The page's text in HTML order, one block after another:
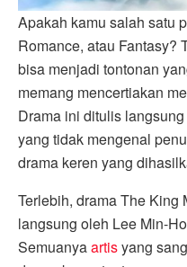
Apakah kamu salah satu
Romance, atau Fantasy?
bisa menjadi tontonan
memang mencertiakan
Drama ini ditulis
yang tidak mengenal
drama keren yang
Terlebih, drama The King
langsung oleh Lee Min-
Semuanyaartisyang